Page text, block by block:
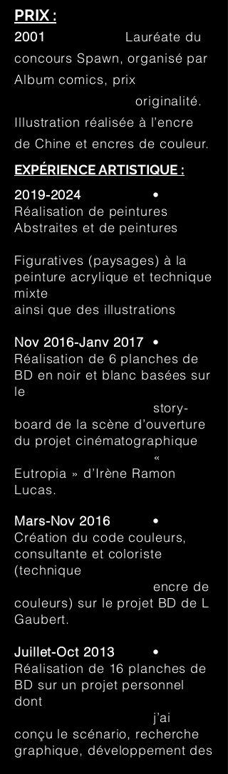
PRIX :
2001
Lauréate du
concours Spawn, organisé par
Album comics, prix
originalité.
Illustration réalisée à l’encre
de Chine et encres de couleur.
EXPÉRIENCE ARTISTIQUE :
2019-2024 •
Réalisation de peintures
Abstraites et de peintures
Figuratives (paysages) à la
peinture acrylique et technique
mixte
ainsi que des illustrations
Nov 2016-Janv 2017 •
Réalisation de 6 planches de
BD en noir et blanc basées sur
le
story-
board de la scène d’ouverture
du projet cinématographique
«
Eutropia » d’Irène Ramon
Lucas.
Mars-Nov 2016 •
Création du code couleurs,
consultante et coloriste
(technique
encre de
couleurs) sur le projet BD de L
Gaubert.
Juillet-Oct 2013 •
Réalisation de 16 planches de
BD sur un projet personnel
dont
j’ai
conçu le scénario, recherche
graphique, développement des